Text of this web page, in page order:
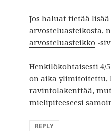
Jos haluat tietää
arvosteluasteikosta,
arvosteluasteikko -
Henkilökohtaisesti 4/
on aika ylimitoitettu,
ravintolakenttää,
mielipiteeseesi
REPLY